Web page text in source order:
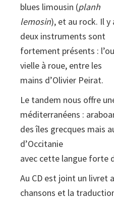
blues limousin (planh
lemosin), et au rock. Il y
deux instruments sont
fortement présents :
vielle à roue, entre les
mains d’Olivier Peirat.
Le tandem nous offre
méditerranéens :
des îles grecques mais
d’Occitanie
avec cette langue forte
Au CD est joint un livret
chansons et la